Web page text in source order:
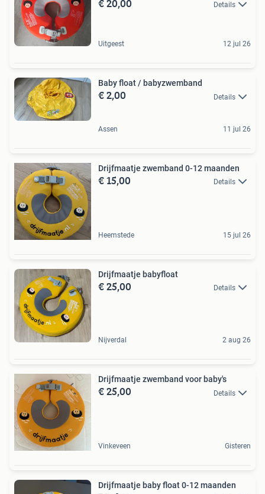
Details
Uitgeest 12 jul 26
Baby float / babyzwemband
€ 2,00 Details
Assen 11 jul 26
Drijfmaatje zwemband 0-12 maanden
€ 15,00 Details
Heemstede 15 jul 26
Drijfmaatje babyfloat
€ 25,00 Details
Nijverdal 2 aug 26
Drijfmaatje zwemband voor baby's
€ 25,00 Details
Vinkeveen Gisteren
Drijfmaatje baby float 0-12 maanden